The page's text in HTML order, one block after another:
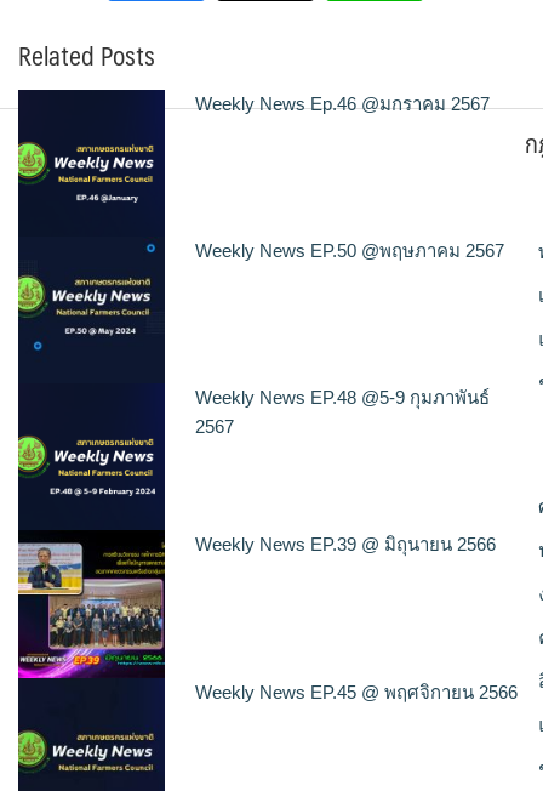
Related Posts
Weekly News Ep.46 @มกราคม 2567
Weekly News EP.50 @พฤษภาคม 2567
Weekly News EP.48 @5-9 กุมภาพันธ์
2567
Weekly News EP.39 @ มิถุนายน 2566
Weekly News EP.45 @ พฤศจิกายน 2566